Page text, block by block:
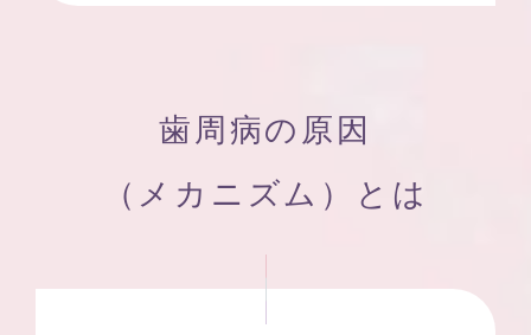
歯周病の原因
（メカニズム）とは